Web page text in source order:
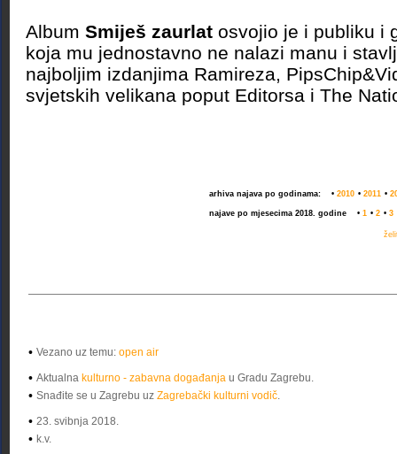
Album Smiješ zaurlat osvojio je i publiku i
koja mu jednostavno ne nalazi manu i
najboljim izdanjima Ramireza,
svjetskih velikana poput Editorsa i The
arhiva najava po godinama: • 2010 • 2011 •
najave po mjesecima 2018. godine • 1 • 2 • 3
• Vezano uz temu: open air
• Aktualna kulturno - zabavna događanja u Gradu Zagrebu.
• Snađite se u Zagrebu uz Zagrebački kulturni vodič.
• 23. svibnja 2018.
• k.v.